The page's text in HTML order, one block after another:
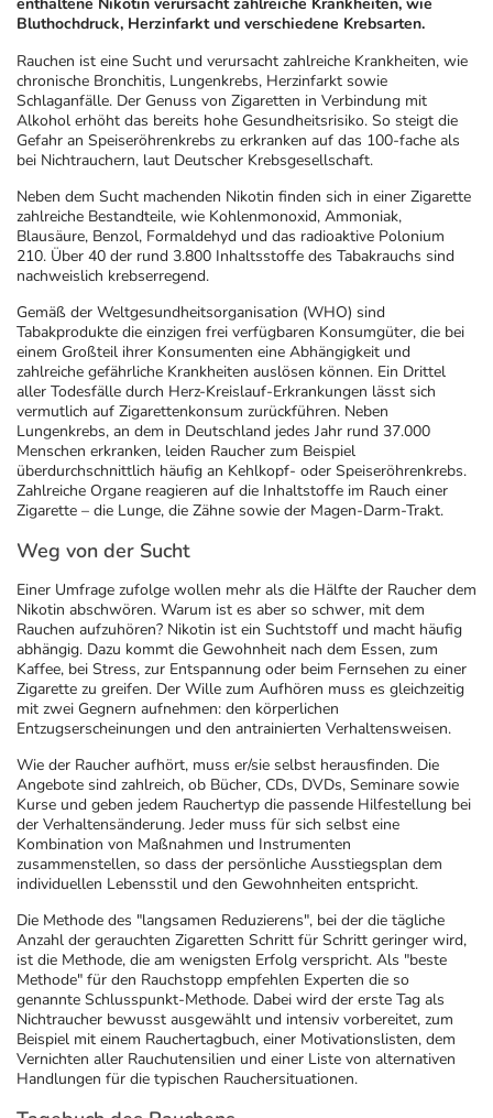
Diabetes
Körperpflege & Kosmetik
Liebe & Erotik
Mutter & Kind
Nahrungsergänzung
Natur & Homöopathie
Sanitätshaus
Sport & Fitness
Tierapotheke
Vitamine & Mineralstoffe
Marken
Aktuelle Coupons 7
Summer SALE
Reiseapotheke
Insektenschutz
Sonnenpflege
Sommerpflege für Haar und Kopfhaut
Täglich gut versorgt
Kontakt
Beliebte Beiträge
E-Rezept einlösen
E-Rezept App
Avene & Ducray Deals
Eucerin Deals
Evolsin Deals
Frontline & Frontpro Deals
Nattermann Deals
R(h)ein Nutrition Deals
Refluthin, Lasea & Carmenthin Deals
Salus Deals
Bluthochdruck, Herzinfarkt und verschiedene Krebsarten.
Rauchen ist eine Sucht und verursacht zahlreiche Krankheiten, wie
chronische Bronchitis, Lungenkrebs, Herzinfarkt sowie
Schlaganfälle. Der Genuss von Zigaretten in Verbindung mit
Alkohol erhöht das bereits hohe Gesundheitsrisiko. So steigt die
Gefahr an Speiseröhrenkrebs zu erkranken auf das 100-fache als
bei Nichtrauchern, laut Deutscher Krebsgesellschaft.
Neben dem Sucht machenden Nikotin finden sich in einer Zigarette
zahlreiche Bestandteile, wie Kohlenmonoxid, Ammoniak,
Blausäure, Benzol, Formaldehyd und das radioaktive Polonium
210. Über 40 der rund 3.800 Inhaltsstoffe des Tabakrauchs sind
nachweislich krebserregend.
Gemäß der Weltgesundheitsorganisation (WHO) sind
Tabakprodukte die einzigen frei verfügbaren Konsumgüter, die bei
einem Großteil ihrer Konsumenten eine Abhängigkeit und
zahlreiche gefährliche Krankheiten auslösen können. Ein Drittel
aller Todesfälle durch Herz-Kreislauf-Erkrankungen lässt sich
vermutlich auf Zigarettenkonsum zurückführen. Neben
Lungenkrebs, an dem in Deutschland jedes Jahr rund 37.000
Menschen erkranken, leiden Raucher zum Beispiel
überdurchschnittlich häufig an Kehlkopf- oder Speiseröhrenkrebs.
Zahlreiche Organe reagieren auf die Inhaltstoffe im Rauch einer
Zigarette – die Lunge, die Zähne sowie der Magen-Darm-Trakt.
Weg von der Sucht
Einer Umfrage zufolge wollen mehr als die Hälfte der Raucher dem
Nikotin abschwören. Warum ist es aber so schwer, mit dem
Rauchen aufzuhören? Nikotin ist ein Suchtstoff und macht häufig
abhängig. Dazu kommt die Gewohnheit nach dem Essen, zum
Kaffee, bei Stress, zur Entspannung oder beim Fernsehen zu einer
Zigarette zu greifen. Der Wille zum Aufhören muss es gleichzeitig
mit zwei Gegnern aufnehmen: den körperlichen
Entzugserscheinungen und den antrainierten Verhaltensweisen.
Wie der Raucher aufhört, muss er/sie selbst herausfinden. Die
Angebote sind zahlreich, ob Bücher, CDs, DVDs, Seminare sowie
Kurse und geben jedem Rauchertyp die passende Hilfestellung bei
der Verhaltensänderung. Jeder muss für sich selbst eine
Kombination von Maßnahmen und Instrumenten
zusammenstellen, so dass der persönliche Ausstiegsplan dem
individuellen Lebensstil und den Gewohnheiten entspricht.
Die Methode des "langsamen Reduzierens", bei der die tägliche
Anzahl der gerauchten Zigaretten Schritt für Schritt geringer wird,
ist die Methode, die am wenigsten Erfolg verspricht. Als "beste
Methode" für den Rauchstopp empfehlen Experten die so
genannte Schlusspunkt-Methode. Dabei wird der erste Tag als
Nichtraucher bewusst ausgewählt und intensiv vorbereitet, zum
Beispiel mit einem Rauchertagbuch, einer Motivationslisten, dem
Vernichten aller Rauchutensilien und einer Liste von alternativen
Handlungen für die typischen Rauchersituationen.